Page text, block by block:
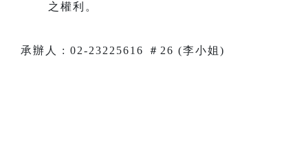
之權利。
承辦人 : 02-23225616 ＃26 (李小姐)